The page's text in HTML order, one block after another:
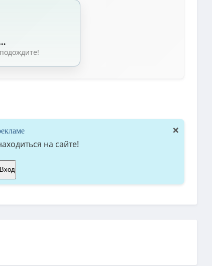
×
на сайте!
Вход